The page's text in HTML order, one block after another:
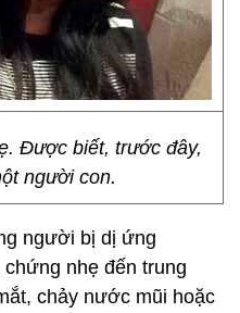
Được biết, trước đây,
người con.
người bị dị ứng
nhẹ đến trung
chảy nước mũi hoặc